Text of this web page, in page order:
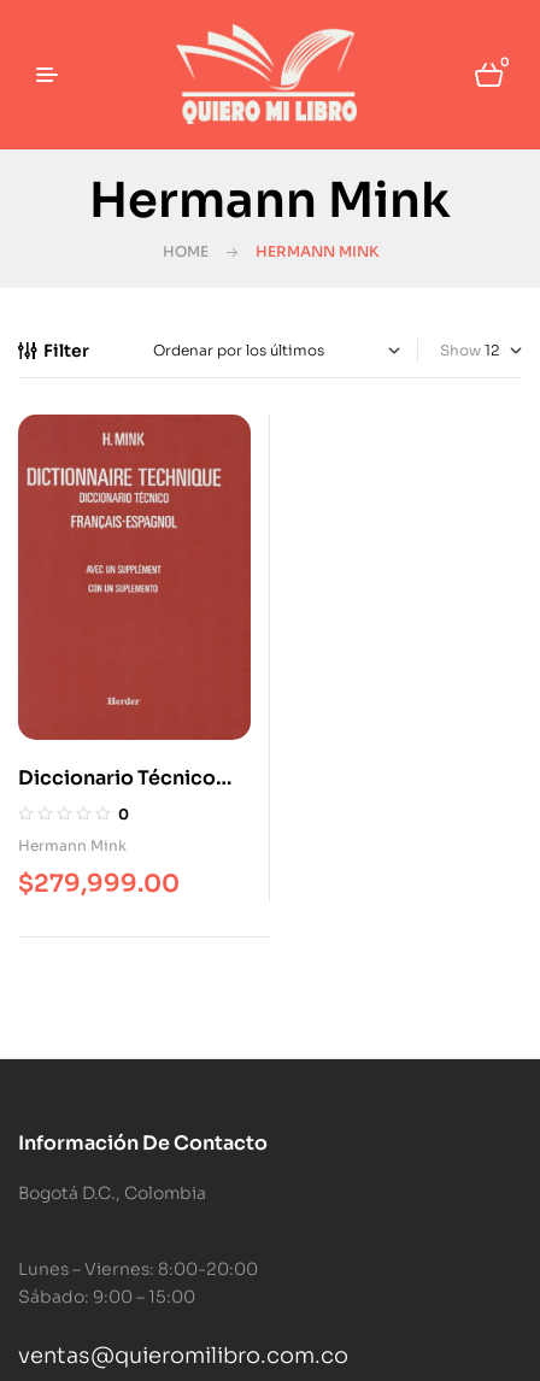
0
Hermann Mink
HOME HERMANN MINK
Filter Show
Diccionario Técnico
(Volumen I) Frances –
Español
0
Hermann Mink
$279,999.00
Información De Contacto
Bogotá D.C., Colombia
Lunes – Viernes: 8:00-20:00
Sábado: 9:00 – 15:00
ventas@quieromilibro.com.co